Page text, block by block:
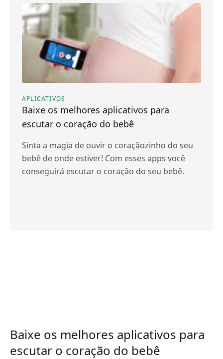
APLICATIVOS
Baixe os melhores aplicativos para
escutar o coração do bebê
Sinta a magia de ouvir o coraçãozinho do seu
bebê de onde estiver! Com esses apps você
conseguirá escutar o coração do seu bebê.
Baixe os melhores aplicativos para
escutar o coração do bebê